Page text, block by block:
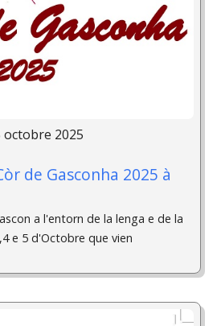
2025
de Gasconha 2025 à
a l'entorn de la lenga e de la
e 5 d'Octobre que vien